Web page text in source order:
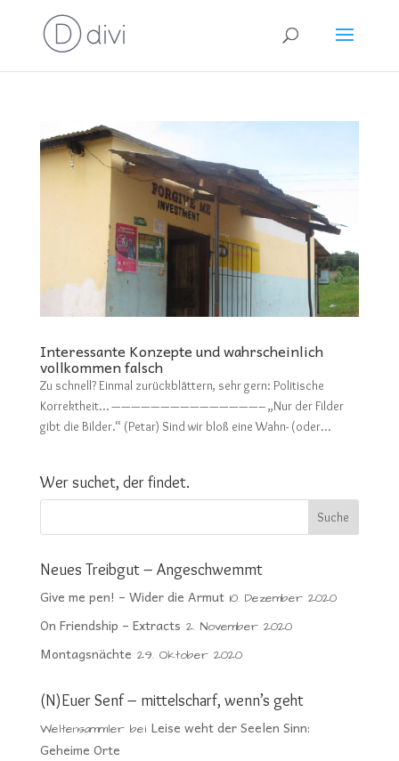
Interessante Konzepte und wahrscheinlich
vollkommen falsch
Zu schnell? Einmal zurückblättern, sehr gern: Politische
Korrektheit… ———————————————– „Nur der Filder
gibt die Bilder.“ (Petar) Sind wir bloß eine Wahn- (oder...
Wer suchet, der findet.
Neues Treibgut – Angeschwemmt
Give me pen! – Wider die Armut 10. Dezember 2020
On Friendship – Extracts 2. November 2020
Montagsnächte 29. Oktober 2020
(N)Euer Senf – mittelscharf, wenn’s geht
Weltensammlerbei Leise weht der Seelen Sinn:
Geheime Orte